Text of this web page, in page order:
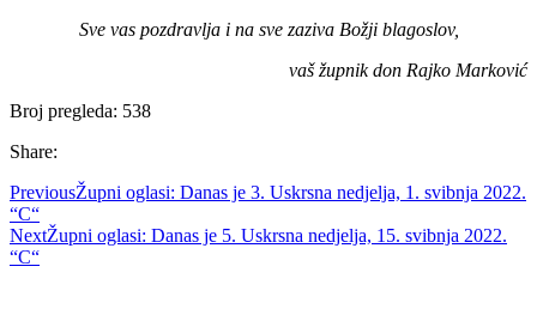
Sve vas pozdravlja i na sve zaziva Božji blagoslov,
vaš župnik don Rajko Marković
Broj pregleda: 538
Share:
PreviousŽupni oglasi: Danas je 3. Uskrsna nedjelja, 1. svibnja 2022.
“C“
NextŽupni oglasi: Danas je 5. Uskrsna nedjelja, 15. svibnja 2022.
“C“